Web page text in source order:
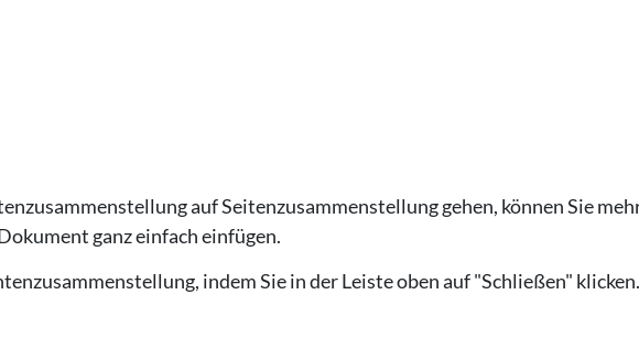
auf Seitenzusammenstellung gehen, können Sie
ganz einfach einfügen.
indem Sie in der Leiste oben auf "Schließen" klicken.